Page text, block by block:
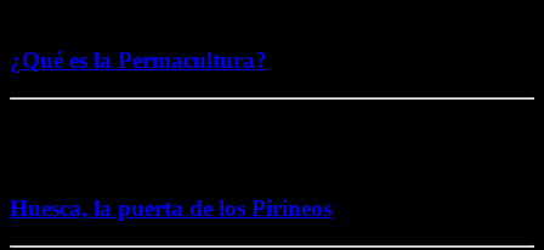
¿Qué es la Permacultura?
Huesca, la puerta de los Pirineos